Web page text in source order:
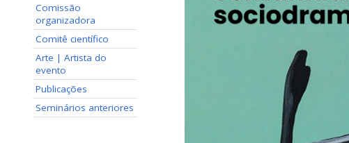
Comissão
organizadora
Comitê científico
Arte | Artista do
evento
Publicações
Seminários anteriores